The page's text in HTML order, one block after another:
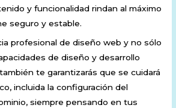
y funcionalidad rindan al máximo
seguro y estable.
profesional de diseño web y no sólo
de diseño y desarrollo
te garantizarás que se cuidará
incluida la configuración del
siempre pensando en tus